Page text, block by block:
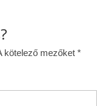
kötelező mezőket *